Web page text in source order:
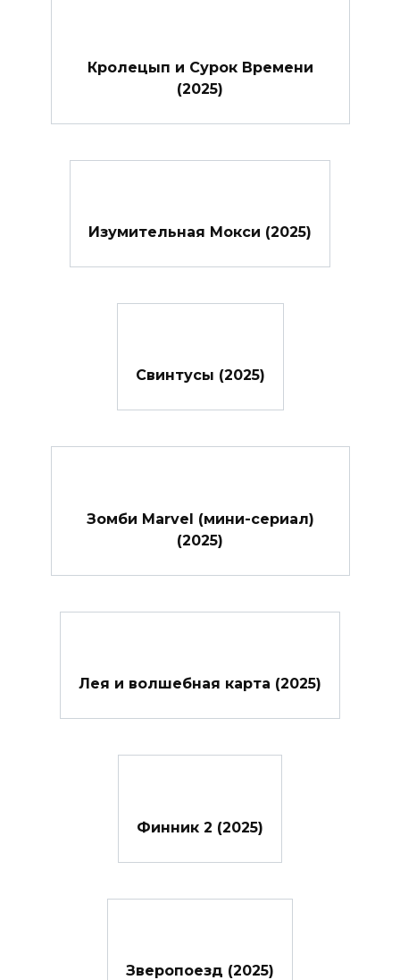
Кролецып и Сурок Времени
(2025)
Изумительная Мокси (2025)
Свинтусы (2025)
Зомби Marvel (мини-сериал)
(2025)
Лея и волшебная карта (2025)
Финник 2 (2025)
Зверопоезд (2025)